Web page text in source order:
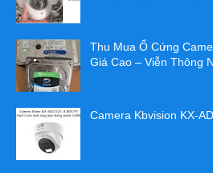
Thu Mua Ổ Cứng
Giá Cao – Viễn Thông
Camera Kbvision KX-